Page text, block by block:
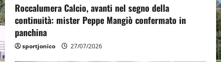
Roccalumera Calcio, avanti nel segno della
continuità: mister Peppe Mangiò confermato in
panchina
sportjonico 27/07/2026